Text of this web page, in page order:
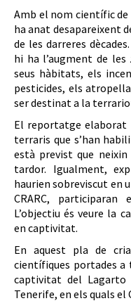
Amb el nom científic
ha anat desapareixent
de les darreres
hi ha l’augment de
seus hàbitats, els
pesticides, els
ser destinat a la
El reportatge elaborat
terraris que s’han
està previst que
tardor. Igualment,
haurien sobreviscut en
CRARC,
L’objectiu és veure la
en captivitat.
En aquest pla de
científiques portades a
captivitat del Lagarto
Tenerife, en els quals el